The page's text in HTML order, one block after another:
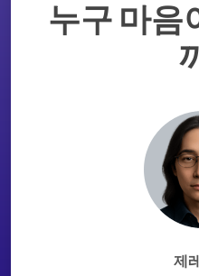
누구 마음
제